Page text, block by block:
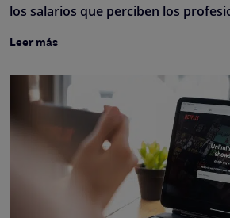
los salarios que perciben los
Leer más